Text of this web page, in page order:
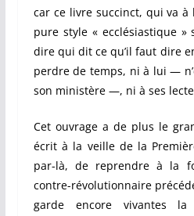
car ce livre succinct, qui va à
pure style « ecclésiastique »
dire qui dit ce qu’il faut dire
perdre de temps, ni à lui —
son ministère —, ni à ses
Cet ouvrage a de plus le
écrit à la veille de la
par-là, de reprendre à la
contre-révolutionnaire
garde encore vivantes la